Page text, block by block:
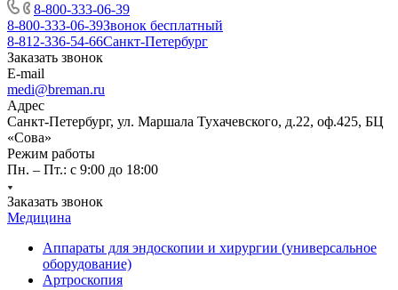
8-800-333-06-39
8-800-333-06-39Звонок бесплатный
8-812-336-54-66Санкт-Петербург
Заказать звонок
E-mail
medi@breman.ru
Адрес
Санкт-Петербург, ул. Маршала Тухачевского, д.22, оф.425, БЦ
«Сова»
Режим работы
Пн. – Пт.: с 9:00 до 18:00
Заказать звонок
Медицина
Аппараты для эндоскопии и хирургии (универсальное
оборудование)
Артроскопия